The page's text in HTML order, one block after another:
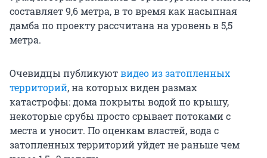
составляет 9,6 метра, в то время как насыпная
дамба по проекту рассчитана на уровень в 5,5
метра.
Очевидцы публикуютвидео из затопленных
территорий, на которых виден размах
катастрофы: дома покрыты водой по крышу,
некоторые срубы просто срывает потоками с
места и уносит. По оценкам властей, вода с
затопленных территорий уйдет не раньше чем